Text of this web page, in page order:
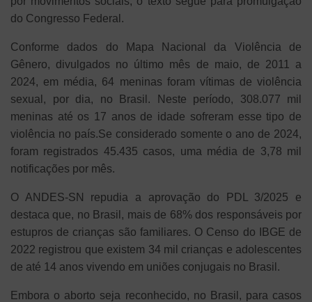
do Congresso Federal.
Conforme dados do Mapa Nacional da Violência de
Gênero, divulgados no último mês de maio, de 2011 a
2024, em média, 64 meninas foram vítimas de violência
sexual, por dia, no Brasil. Neste período, 308.077 mil
meninas até os 17 anos de idade sofreram esse tipo de
violência no país.Se considerado somente o ano de 2024,
foram registrados 45.435 casos, uma média de 3,78 mil
notificações por mês.
O ANDES-SN repudia a aprovação do PDL 3/2025 e
destaca que, no Brasil, mais de 68% dos responsáveis por
estupros de crianças são familiares. O Censo do IBGE de
2022 registrou que existem 34 mil crianças e adolescentes
de até 14 anos vivendo em uniões conjugais no Brasil.
Embora o aborto seja reconhecido, no Brasil, para casos